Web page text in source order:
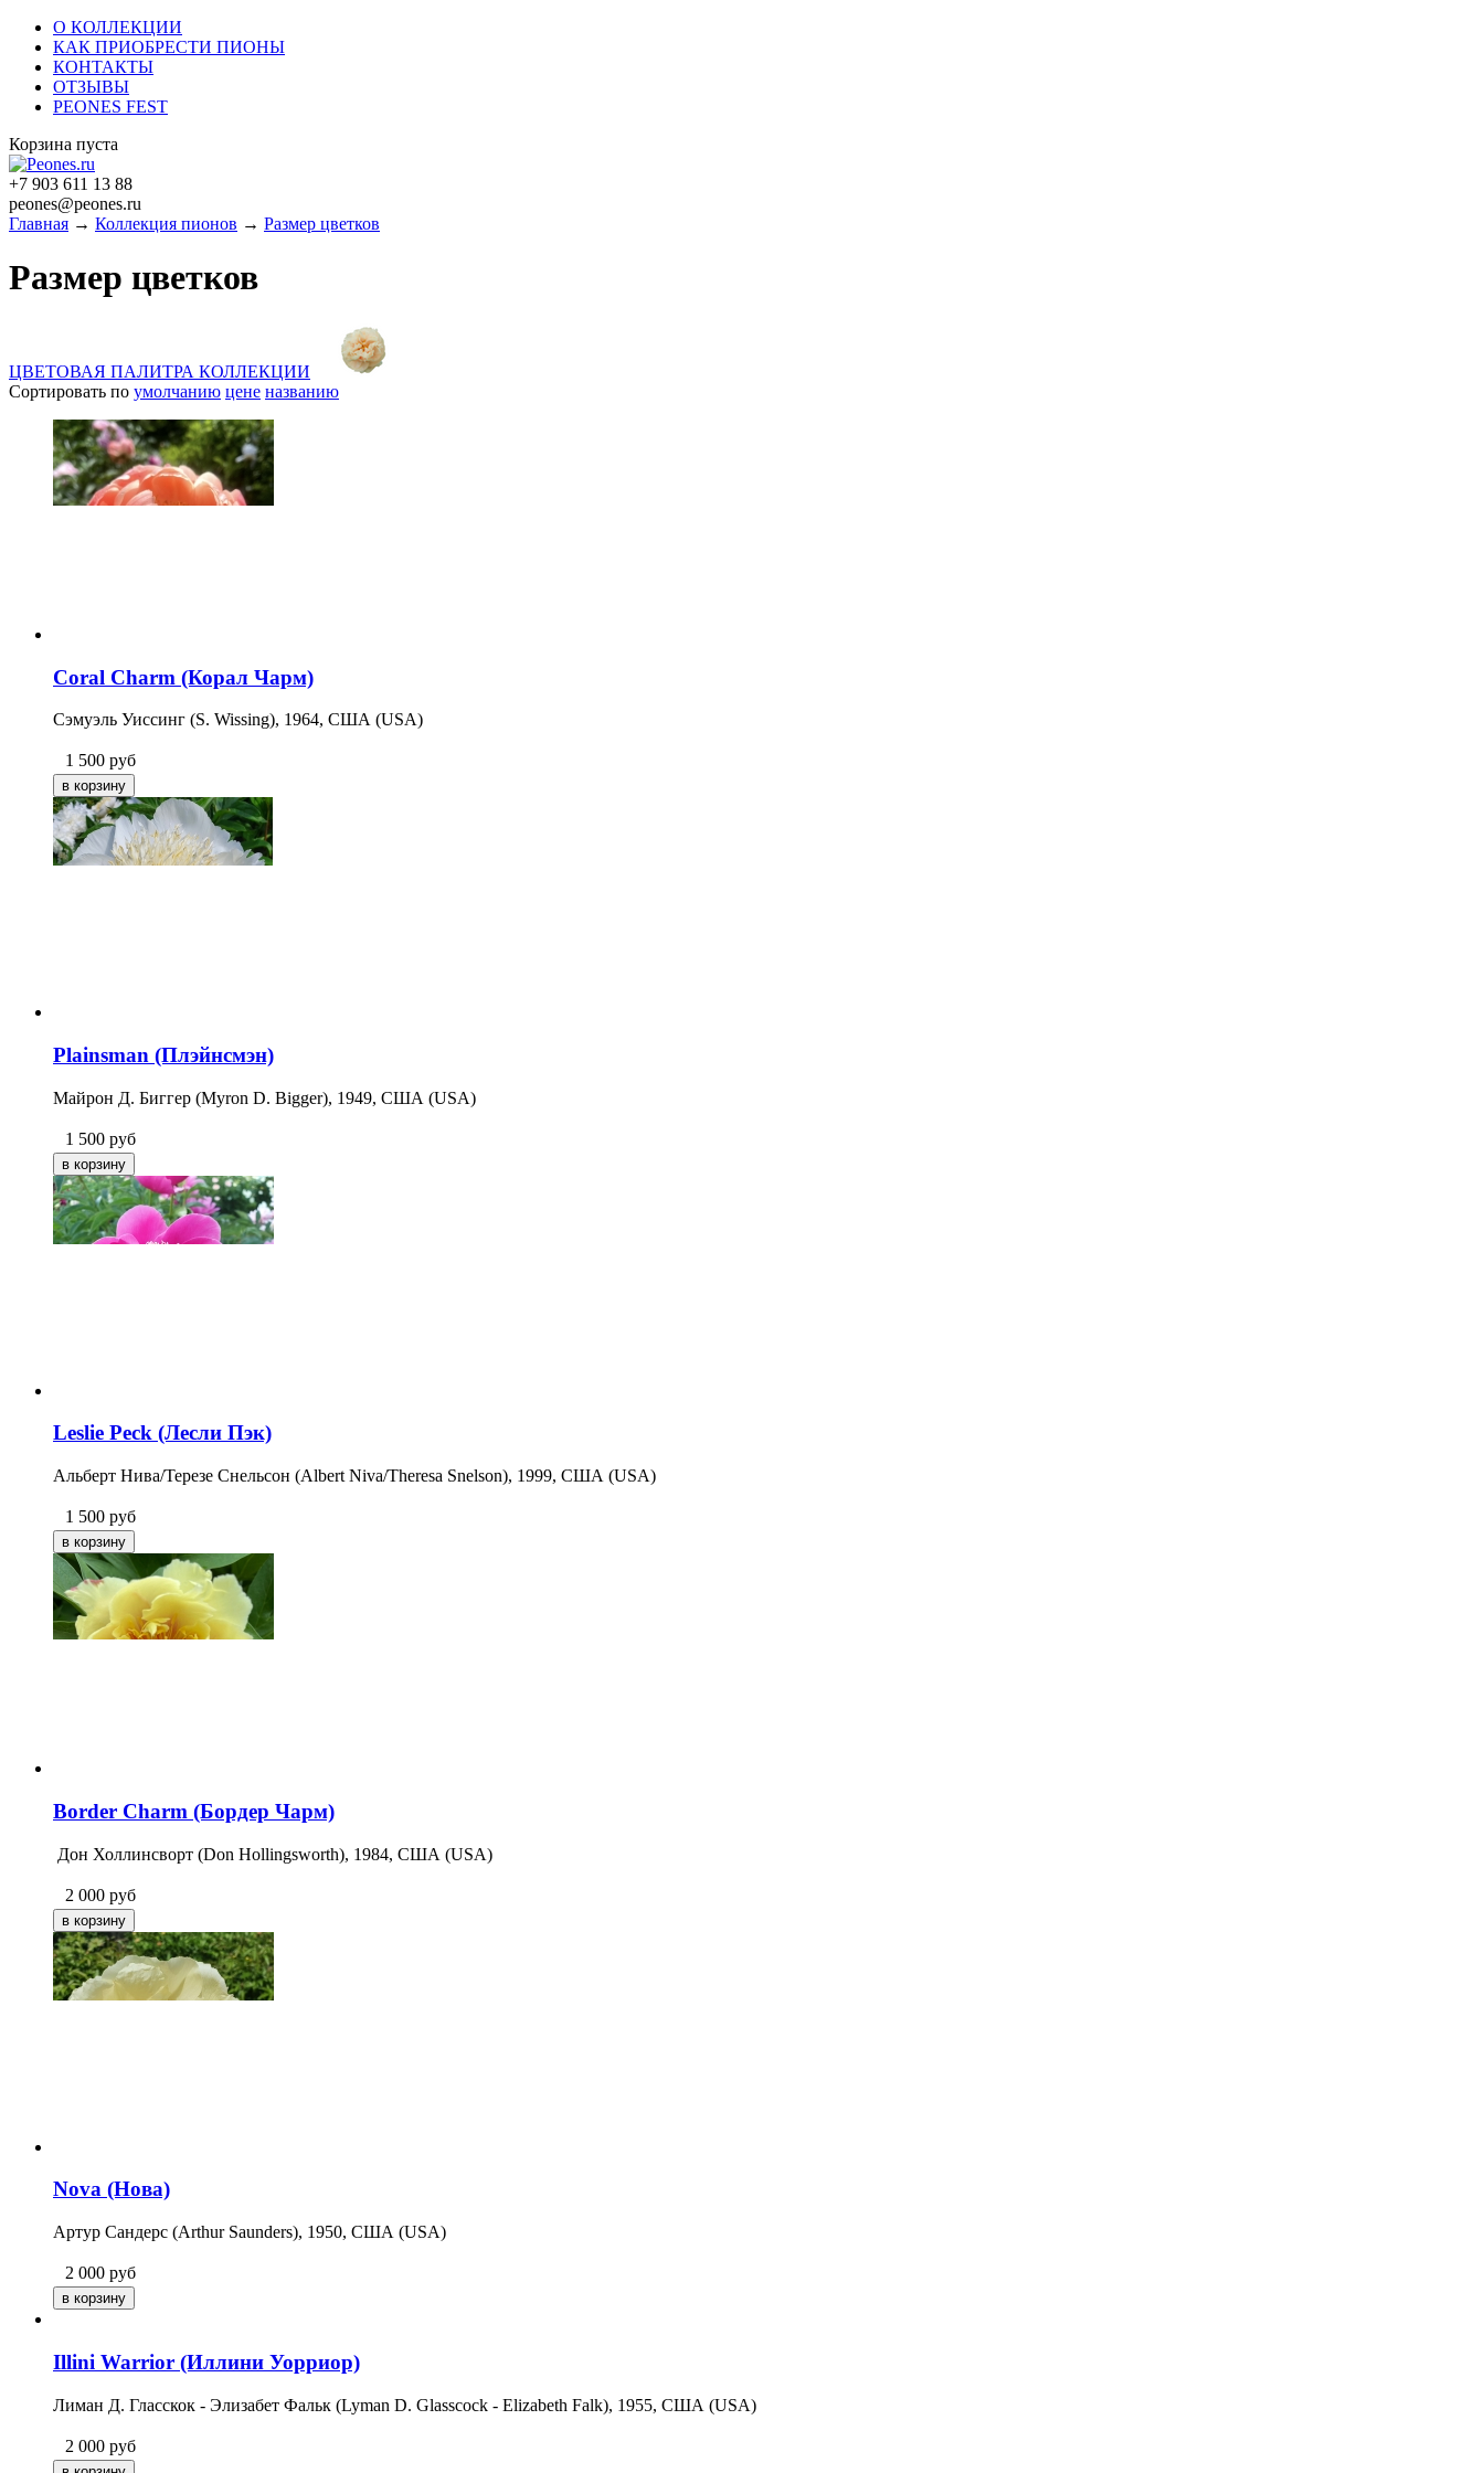
О КОЛЛЕКЦИИ
КАК ПРИОБРЕСТИ ПИОНЫ
КОНТАКТЫ
ОТЗЫВЫ
PEONES FEST
Корзина пуста
+7 903 611 13 88
peones@peones.ru
Главная → Коллекция пионов → Размер цветков
Размер цветков
ЦВЕТОВАЯ ПАЛИТРА КОЛЛЕКЦИИ
Сортировать по умолчанию цене названию
Coral Charm (Корал Чарм)
Сэмуэль Уиссинг (S. Wissing), 1964, США (USA)
1 500 руб
Plainsman (Плэйнсмэн)
Майрон Д. Биггер (Myron D. Bigger), 1949, США (USA)
1 500 руб
Leslie Peck (Лесли Пэк)
Альберт Нива/Терезе Снельсон (Albert Niva/Theresa Snelson), 1999, США (USA)
1 500 руб
Border Charm (Бордер Чарм)
Дон Холлинсворт (Don Hollingsworth), 1984, США (USA)
2 000 руб
Nova (Нова)
Артур Сандерс (Arthur Saunders), 1950, США (USA)
2 000 руб
Illini Warrior (Иллини Уорриор)
Лиман Д. Гласскок - Элизабет Фальк (Lyman D. Glasscock - Elizabeth Falk), 1955, США (USA)
2 000 руб